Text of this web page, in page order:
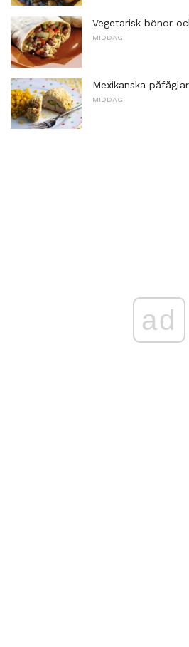
Vegetarisk bönor
MIDDAG
Mexikanska påfåglar
MIDDAG
ad